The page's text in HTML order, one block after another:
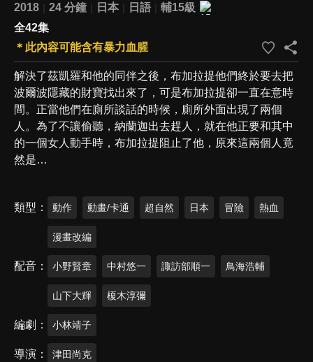
2018
24 分鐘 日本 日語
輔15級
全42集
＊此內容可能含有暴力血腥
解決了茲凱羅和他的同伴之後，布加拉提他們終於要去把
波爾波隱藏的財寶找出來了，可是布加拉提卻一直在意時
間。正當他們在廁所談話的時候，廁所外面出現了兩個
人。為了不讓偷聽，納蘭迦出去趕人，就在他正要和其中
的一個女人動手時，布加拉提阻止了他，原來這兩個人竟
然是…
類型 動作 動畫/卡通 超自然 日本 冒險 熱血
漫畫改編
配音 小野賢章 中村悠一 諏訪部順一 鳥海浩輔
山下大輝 榎木淳彌
編劇 小林靖子
導演 津田尚克